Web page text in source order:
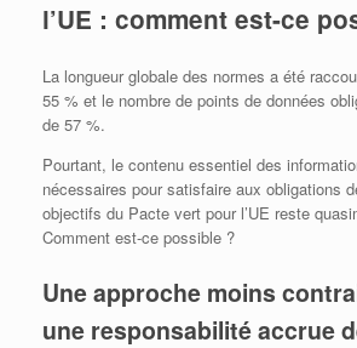
l’UE : comment est-ce
La longueur globale des normes a été
55 % et le nombre de points de données
de 57 %.
Pourtant, le contenu essentiel des
nécessaires pour satisfaire aux obligations
objectifs du Pacte vert pour l’UE reste
Comment est-ce possible ?
Une approche moins
une responsabilité accrue